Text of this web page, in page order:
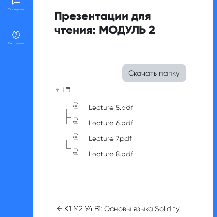
Сообщения
Инструкции
Презентации для
чтения: МОДУЛЬ 2
Скачать папку
Lecture 5.pdf
Lecture 6.pdf
Lecture 7.pdf
Lecture 8.pdf
← К1 М2 У4 В1: Основы языка Solidity